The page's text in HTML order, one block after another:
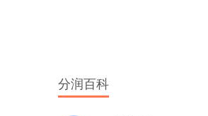
分润百科